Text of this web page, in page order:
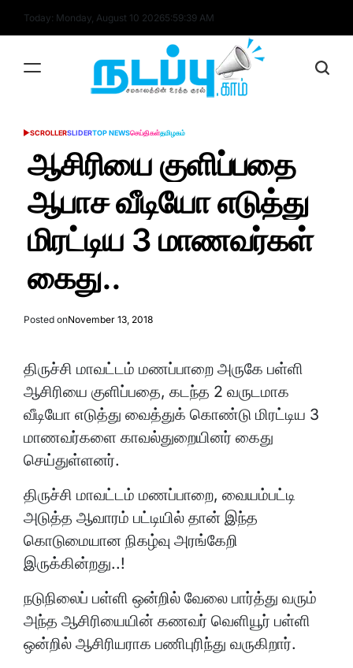
Today: Monday, August 10 20265:59:39 AM
POSTED
SCROLLERSLIDERTOP NEWSசெய்திகள்தமிழகம்
ஆசிரியை குளிப்பதை
ஆபாச வீடியோ எடுத்து
மிரட்டிய 3 மாணவர்கள்
கைது..
Posted onNovember 13, 2018
திருச்சி மாவட்டம் மணப்பாறை அருகே பள்ளி
ஆசிரியை குளிப்பதை, கடந்த 2 வருடமாக
வீடியோ எடுத்து வைத்துக் கொண்டு மிரட்டிய 3
மாணவர்களை காவல்துறையினர் கைது
செய்துள்ளனர்.
திருச்சி மாவட்டம் மணப்பாறை, வையம்பட்டி
அடுத்த ஆவாரம் பட்டியில் தான் இந்த
கொடுமையான நிகழ்வு அரங்கேறி
இருக்கின்றது..!
நடுநிலைப் பள்ளி ஒன்றில் வேலை பார்த்து வரும்
அந்த ஆசிரியையின் கணவர் வெளியூர் பள்ளி
ஒன்றில் ஆசிரியராக பணிபுரிந்து வருகிறார்.